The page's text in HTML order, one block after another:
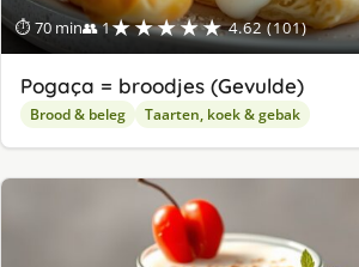
⏱ 70 min👥 1★★★★★ 4.62 (101)
Pogaça = broodjes (Gevulde)
Brood & beleg Taarten, koek & gebak